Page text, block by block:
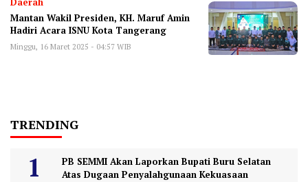
Mantan Wakil Presiden, KH. Maruf Amin
Hadiri Acara ISNU Kota Tangerang
Minggu, 16 Maret 2025 - 04:57 WIB
TRENDING
PB SEMMI Akan Laporkan Bupati Buru Selatan
Atas Dugaan Penyalahgunaan Kekuasaan